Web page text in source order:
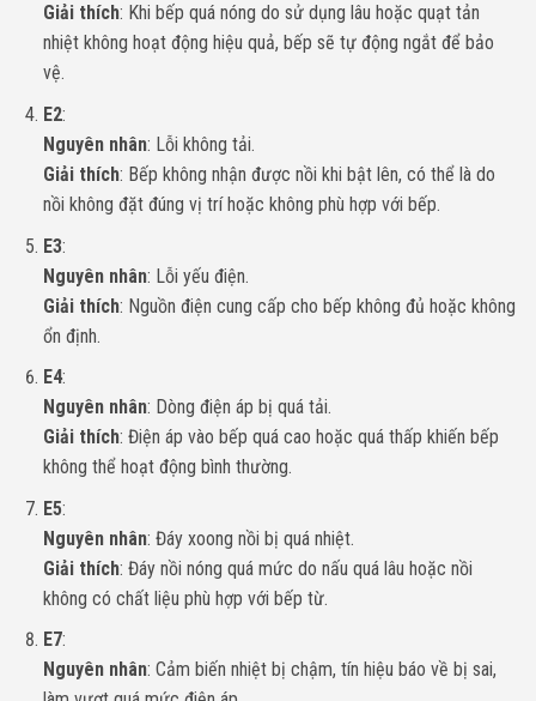
Giải thích: Khi bếp quá nóng do sử dụng lâu hoặc quạt tản
nhiệt không hoạt động hiệu quả, bếp sẽ tự động ngắt để bảo
vệ.
E2:
Nguyên nhân: Lỗi không tải.
Giải thích: Bếp không nhận được nồi khi bật lên, có thể là do
nồi không đặt đúng vị trí hoặc không phù hợp với bếp.
E3:
Nguyên nhân: Lỗi yếu điện.
Giải thích: Nguồn điện cung cấp cho bếp không đủ hoặc không
ổn định.
E4:
Nguyên nhân: Dòng điện áp bị quá tải.
Giải thích: Điện áp vào bếp quá cao hoặc quá thấp khiến bếp
không thể hoạt động bình thường.
E5:
Nguyên nhân: Đáy xoong nồi bị quá nhiệt.
Giải thích: Đáy nồi nóng quá mức do nấu quá lâu hoặc nồi
không có chất liệu phù hợp với bếp từ.
E7:
Nguyên nhân: Cảm biến nhiệt bị chậm, tín hiệu báo về bị sai,